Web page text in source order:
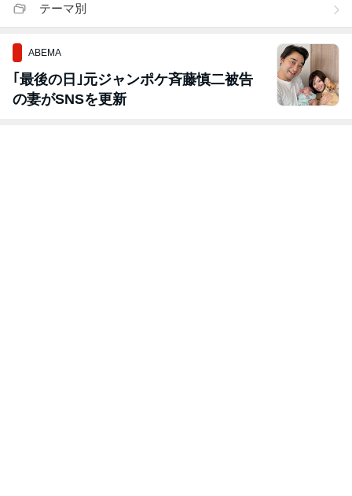
テーマ別
ABEMA
｢最後の日｣元ジャンポケ斉藤慎二被告
の妻がSNSを更新